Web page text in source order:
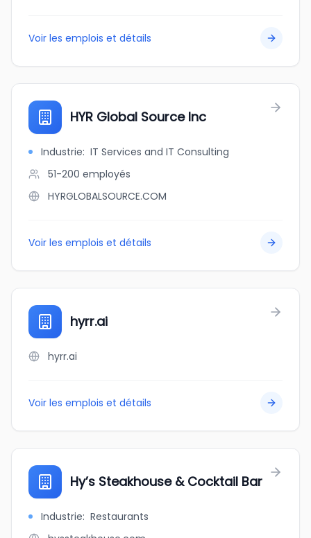
Voir les emplois et détails
HYR Global Source Inc
Industrie: IT Services and IT Consulting
51-200 employés
HYRGLOBALSOURCE.COM
Voir les emplois et détails
hyrr.ai
hyrr.ai
Voir les emplois et détails
Hy’s Steakhouse & Cocktail Bar
Industrie: Restaurants